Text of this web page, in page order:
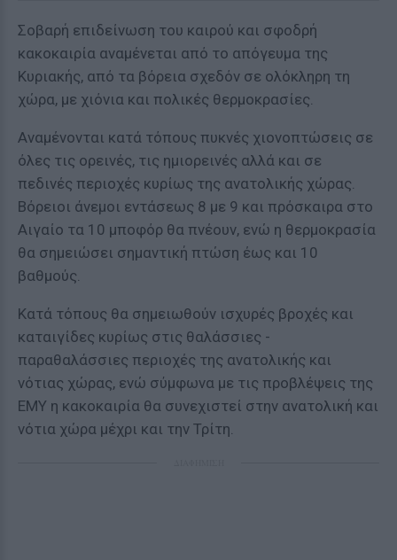
Σοβαρή επιδείνωση του καιρού και σφοδρή
κακοκαιρία αναμένεται από το απόγευμα της
Κυριακής, από τα βόρεια σχεδόν σε ολόκληρη τη
χώρα, με χιόνια και πολικές θερμοκρασίες.
Αναμένονται κατά τόπους πυκνές χιονοπτώσεις σε
όλες τις ορεινές, τις ημιορεινές αλλά και σε
πεδινές περιοχές κυρίως της ανατολικής χώρας.
Βόρειοι άνεμοι εντάσεως 8 με 9 και πρόσκαιρα στο
Αιγαίο τα 10 μποφόρ θα πνέουν, ενώ η θερμοκρασία
θα σημειώσει σημαντική πτώση έως και 10
βαθμούς.
Κατά τόπους θα σημειωθούν ισχυρές βροχές και
καταιγίδες κυρίως στις θαλάσσιες -
παραθαλάσσιες περιοχές της ανατολικής και
νότιας χώρας, ενώ σύμφωνα με τις προβλέψεις της
ΕΜΥ η κακοκαιρία θα συνεχιστεί στην ανατολική και
νότια χώρα μέχρι και την Τρίτη.